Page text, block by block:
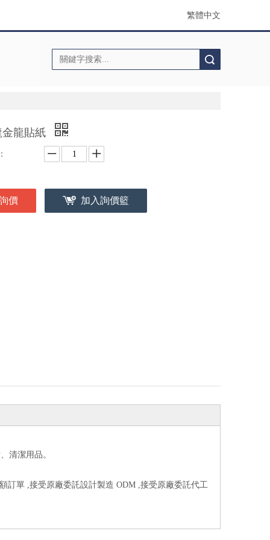
繁體中文
金龍貼紙
價 加入詢價籃
清潔用品。
訂單 ,接受原廠委託設計製造 ODM ,接受原廠委託代工